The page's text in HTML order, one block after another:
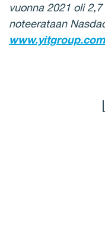
vuonna 2021 oli
noteerataan